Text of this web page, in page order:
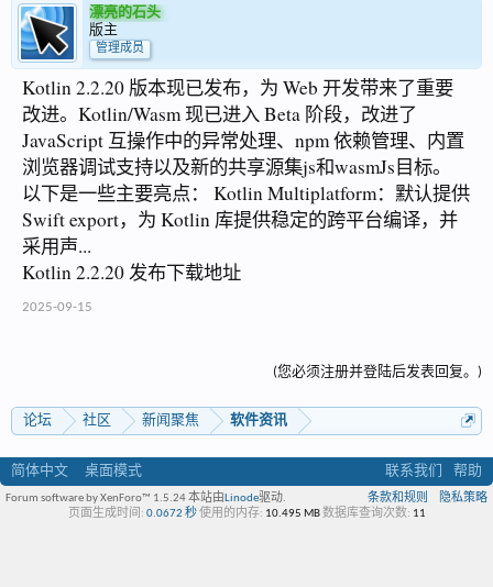
漂亮的石头
版主
管理成员
Kotlin 2.2.20 版本现已发布，为 Web 开发带来了重要
改进。Kotlin/Wasm 现已进入 Beta 阶段，改进了
JavaScript 互操作中的异常处理、npm 依赖管理、内置
浏览器调试支持以及新的共享源集js和wasmJs目标。
以下是一些主要亮点： Kotlin Multiplatform：默认提供
Swift export，为 Kotlin 库提供稳定的跨平台编译，并
采用声...
Kotlin 2.2.20 发布下载地址
2025-09-15
(您必须注册并登陆后发表回复。)
论坛 社区 新闻聚焦 软件资讯
简体中文 桌面模式 联系我们 帮助
条款和规则 隐私策略
Forum software by XenForo™ 1.5.24本站由 Linode驱动.
页面生成时间: 0.0672 秒 使用的内存: 10.495 MB 数据库查询次数: 11